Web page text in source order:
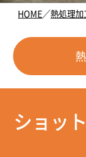
HOME／熱処理加
ショッ